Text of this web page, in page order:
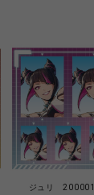
ジュリ